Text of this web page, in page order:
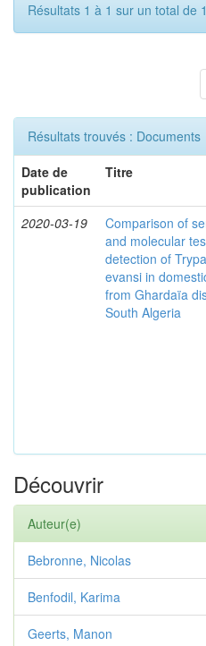
Résultats 1 à 1 sur un total de
Résultats trouvés : Documents
Date de
publication
Titre
2020-03-19
Comparison of
and molecular
detection of
evansi in
from Ghardaïa
South Algeria
Découvrir
Auteur(e)
Bebronne, Nicolas
Benfodil, Karima
Geerts, Manon